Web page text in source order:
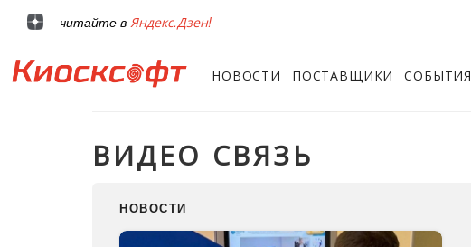
– читайте в Яндекс.Дзен!
НОВОСТИ ПОСТАВЩИКИ СОБЫТИЯ
ВИДЕО СВЯЗЬ
НОВОСТИ